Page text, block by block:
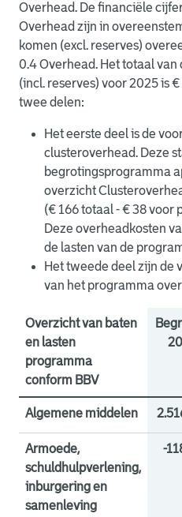
Overhead. De financiële
Overhead zijn in
komen (excl. reserves)
0.4 Overhead. Het totaal
(incl. reserves) voor 2025 is
twee delen:
Het eerste deel is de
clusteroverhead. Deze
begrotingsprogramma
overzicht
(€ 166 totaal - € 38 voor
Deze overheadkosten
de lasten van de
Het tweede deel zijn de
van het programma
Overzicht van baten
en lasten
programma
conform BBV
Algemene middelen
Baten exclusief
reserves
Lasten exclusief
reserves
-
Onttrekking
reserves
Toevoeging reserves -
Vrijval reserves
Saldo Algemene
middelen
Armoede,
schuldhulpverlening,
inburgering en
samenleving
-